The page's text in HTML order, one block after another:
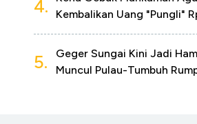
4.
Kembalikan Uang "Pungli"
5.
Geger Sungai Kini Jadi
Muncul Pulau-Tumbuh